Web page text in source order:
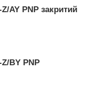
AY PNP закритий
BY PNP